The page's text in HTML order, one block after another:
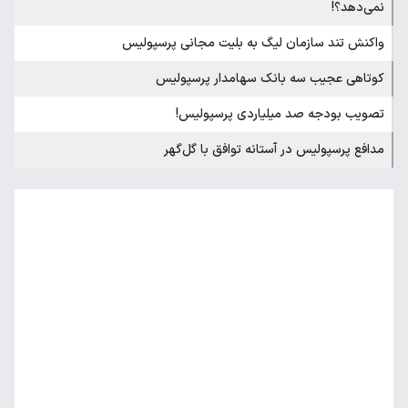
نمی‌دهد؟!
واکنش تند سازمان لیگ به بلیت مجانی پرسپولیس
کوتاهی عجیب سه بانک سهامدار پرسپولیس
تصویب بودجه صد میلیاردی پرسپولیس!
مدافع پرسپولیس در آستانه توافق با گل‌گهر